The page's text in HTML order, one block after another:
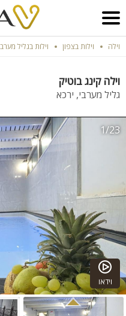
וילה וילות בצפון וילות בגליל
וילה קינג בוטיק
גליל מערבי, ירכא
וידאו
1/23